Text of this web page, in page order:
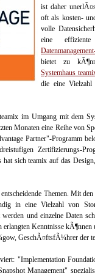
ist daher
oft als kosten-
volle
eine
bietet zu
Systemhaus
die eine Vielzahl
im Umgang mit dem
Monaten eine Reihe von
Partner"-Programm
Zertifizierungs-
sich teamix auf das
Themen. Mit
in eine Vielzahl von
und einzelne Daten
Kenntnisse
GeschÃ¤ftsfÃ¼hrer der
"Implementation
Management"